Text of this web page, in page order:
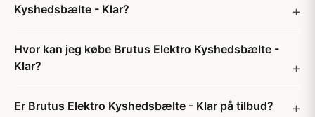
Kyshedsbælte - Klar?
Hvor kan jeg købe Brutus Elektro Kyshedsbælte -
Klar?
Er Brutus Elektro Kyshedsbælte - Klar på tilbud?